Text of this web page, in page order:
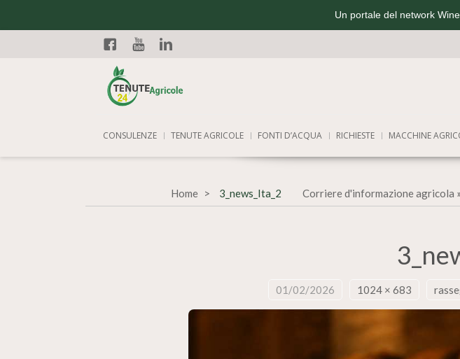
Un portale del network
Facebook
CONSULENZE TENUTE AGRICOLE FONTI D’ACQUA RICHIESTE MACCHINE
Home Corriere d'informazione agricola »
3_news_Ita_2
01/02/2026 1024 × 683